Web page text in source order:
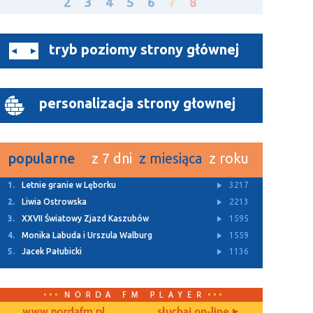
tryb poziomy strony głównej
personalizacja strony głownej
popularne z 7 dni z miesiąca z roku
1. Letnie granie w Lęborku
3217
2.
Liwia Ostrowska
2213
3.
XXVII Światowy Zjazd Kaszubów
1595
4.
Monika Labuda i Urszula Walburg
1559
5.
Jacek Pałubicki 1136